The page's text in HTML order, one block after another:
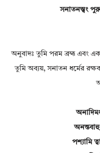
সনাতনস্ত্বং
অনুবাদঃ তুমি পরম ব্রহ্ম এবং
তুমি অব্যয়, সনাতন ধর্মের
পশ্যামি